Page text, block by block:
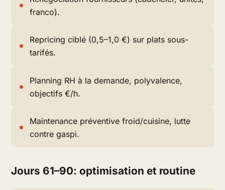
franco).
Repricing ciblé (0,5–1,0 €) sur plats sous-
tarifés.
Planning RH à la demande, polyvalence,
objectifs €/h.
Maintenance préventive froid/cuisine, lutte
contre gaspi.
Jours 61–90: optimisation et routine